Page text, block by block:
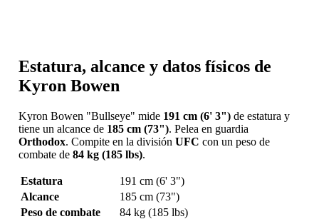
Estatura, alcance y datos físicos de
Kyron Bowen
Kyron Bowen "Bullseye" mide 191 cm (6' 3")de estatura y
tiene un alcance de 185 cm (73"). Pelea en guardia
Orthodox. Compite en la división UFC con un peso de
combate de 84 kg (185 lbs).
Estatura
191 cm (6' 3")
Alcance
185 cm (73")
Peso de combate
84 kg (185 lbs)